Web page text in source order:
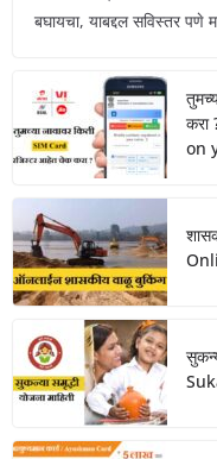
बघायचा, याबद्दल सविस्तर पणे
on